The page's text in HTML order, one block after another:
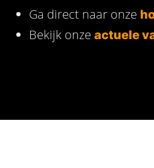
Ga direct naar onze
Bekijk onze actuele